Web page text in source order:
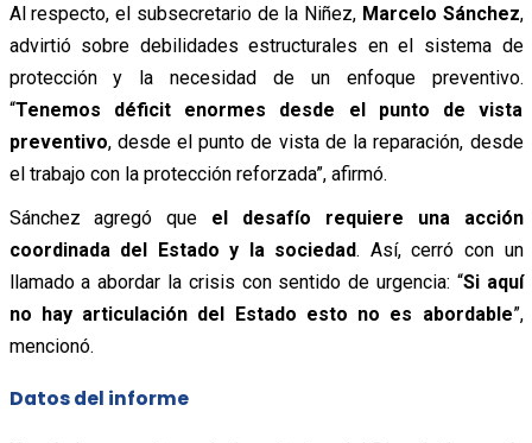
Al respecto, el subsecretario de la Niñez, Marcelo Sánchez,
advirtió sobre debilidades estructurales en el sistema de
protección y la necesidad de un enfoque preventivo.
“Tenemos déficit enormes desde el punto de vista
preventivo, desde el punto de vista de la reparación, desde
el trabajo con la protección reforzada”, afirmó.
Sánchez agregó que el desafío requiere una acción
coordinada del Estado y la sociedad. Así, cerró con un
llamado a abordar la crisis con sentido de urgencia: “Si aquí
no hay articulación del Estado esto no es abordable”,
mencionó.
Datos del informe